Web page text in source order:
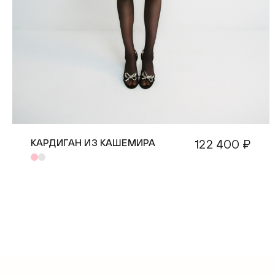
КАРДИГАН ИЗ КАШЕМИРА 122 400 ₽